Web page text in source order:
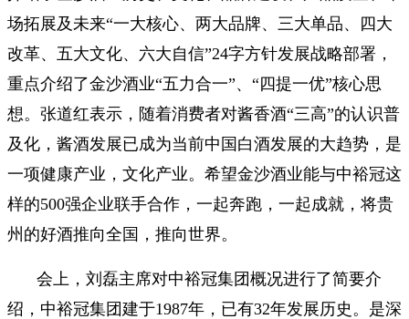
场拓展及未来“一大核心、两大品牌、三大单品、四大
改革、五大文化、六大自信”24字方针发展战略部署，
重点介绍了金沙酒业“五力合一”、“四提一优”核心思
想。张道红表示，随着消费者对酱香酒“三高”的认识普
及化，酱酒发展已成为当前中国白酒发展的大趋势，是
一项健康产业，文化产业。希望金沙酒业能与中裕冠这
样的500强企业联手合作，一起奔跑，一起成就，将贵
州的好酒推向全国，推向世界。
会上，刘磊主席对中裕冠集团概况进行了简要介
绍，中裕冠集团建于1987年，已有32年发展历史。是深